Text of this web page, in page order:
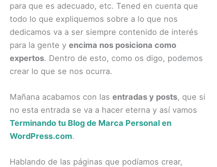
para que es adecuado, etc. Tened en cuenta que
todo lo que expliquemos sobre a lo que nos
dedicamos va a ser siempre contenido de interés
para la gente y encima nos posiciona como
expertos. Dentro de esto, como os digo, podemos
crear lo que se nos ocurra.
Mañana acabamos con las entradas y posts, que si
no esta entrada se va a hacer eterna y así vamos
Terminando tu Blog de Marca Personal en
WordPress.com.
Hablando de las páginas que podíamos crear,